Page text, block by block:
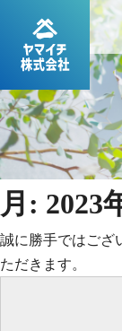
月: 2023
誠に勝手ではござ
ただきます。